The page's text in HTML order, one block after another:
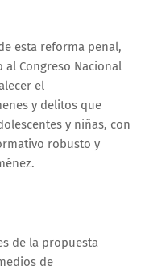
esta reforma penal,
Congreso Nacional
el
y delitos que
y niñas, con
robusto y
de la propuesta
de